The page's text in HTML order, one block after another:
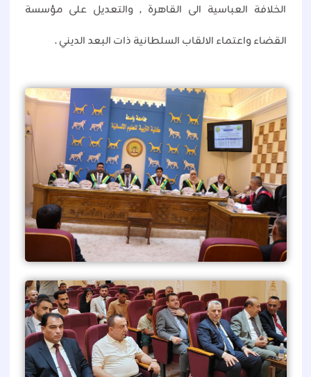
الخلافة العباسية الى القاهرة , والتعديل على مؤسسة
القضاء واعتماء الالقاب السلطانية ذات البعد الديني .